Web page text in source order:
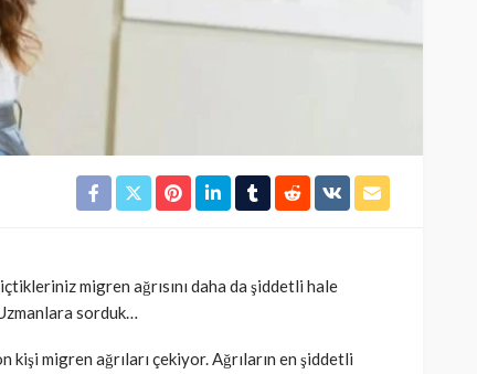
migren ağrısını daha da şiddetli hale
sorduk…
kişi migren ağrıları çekiyor. Ağrıların en şiddetli
bebek
Alzheimer riskini azaltıyor:
Bunu mutlaka deneyin